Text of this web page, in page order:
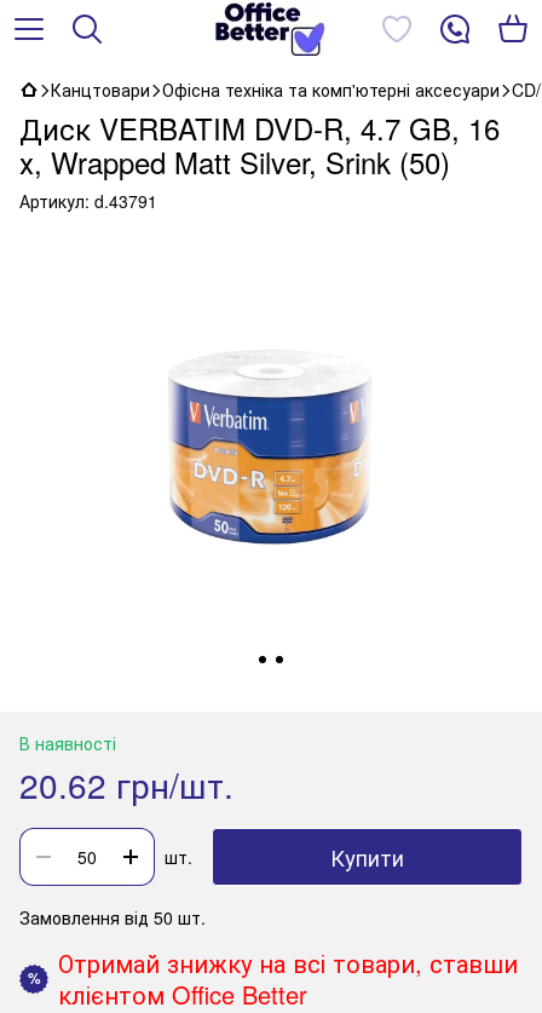
Канцтовари Офісна техніка та комп'ютерні аксесуари
Диск VERBATIM DVD-R, 4.7 GB, 16
х, Wrapped Matt Silver, Srink (50)
Артикул: d.43791
В наявності
20.62 грн/шт.
шт. Купити
Замовлення від 50 шт.
%
Отримай знижку на всі товари, ставши
клієнтом Office Better